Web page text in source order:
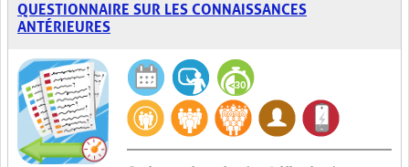
QUESTIONNAIRE SUR LES CONNAISSANCES
ANTÉRIEURES